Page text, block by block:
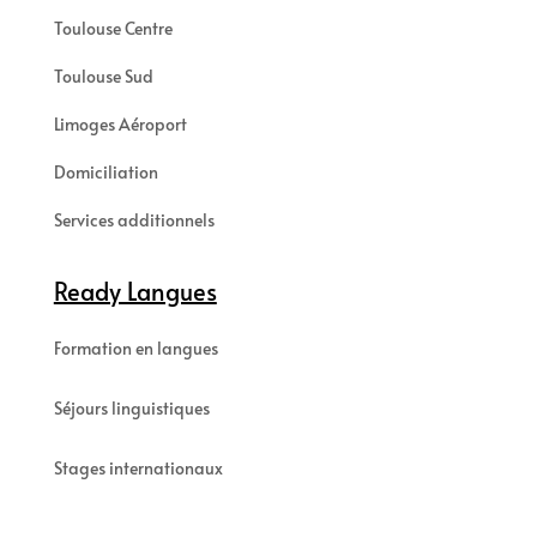
Toulouse Centre
Toulouse Sud
Limoges Aéroport
Domiciliation
Services additionnels
Ready Langues
Formation en langues
Séjours linguistiques
Stages internationaux